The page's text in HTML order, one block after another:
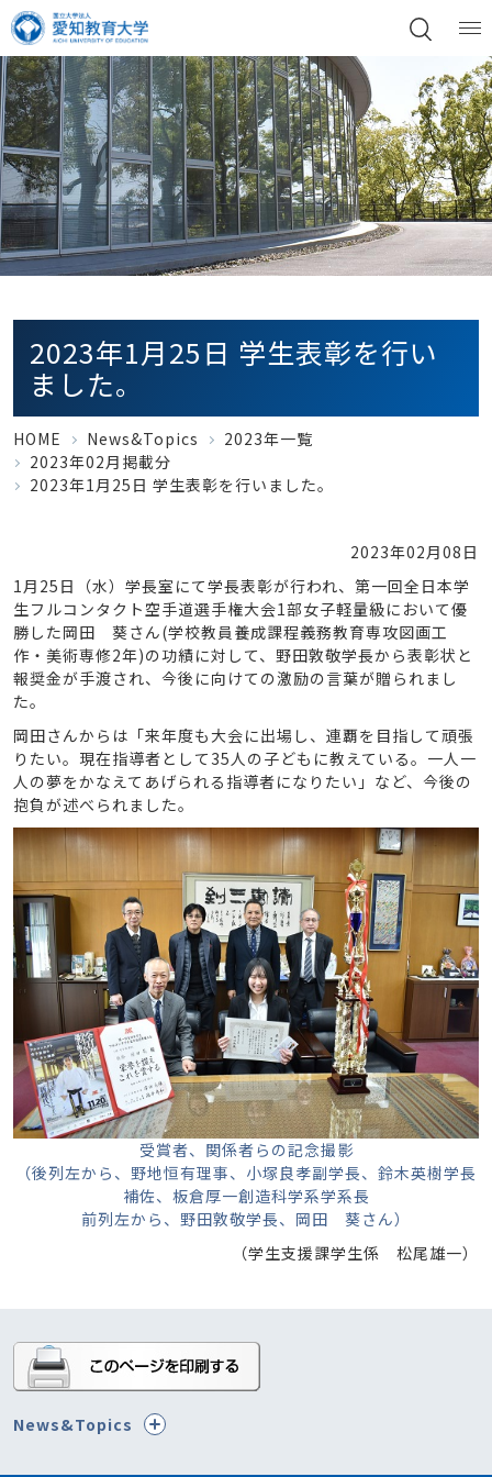
2023年1月25日 学生表彰を行い
ました。
HOME News&Topics
2023年一覧
2023年02月掲載分
2023年1月25日 学生表彰を行いました。
2023年02月08日
1月25日（水）学長室にて学長表彰が行われ、第一回全日本学
生フルコンタクト空手道選手権大会1部女子軽量級において優
勝した岡田 葵さん(学校教員養成課程義務教育専攻図画工
作・美術専修2年)の功績に対して、野田敦敬学長から表彰状と
報奨金が手渡され、今後に向けての激励の言葉が贈られまし
た。
岡田さんからは「来年度も大会に出場し、連覇を目指して頑張
りたい。現在指導者として35人の子どもに教えている。一人一
人の夢をかなえてあげられる指導者になりたい」など、今後の
抱負が述べられました。
受賞者、関係者らの記念撮影
（後列左から、野地恒有理事、小塚良孝副学長、鈴木英樹学長
補佐、板倉厚一創造科学系学系長
前列左から、野田敦敬学長、岡田 葵さん）
（学生支援課学生係 松尾雄一）
News&Topics